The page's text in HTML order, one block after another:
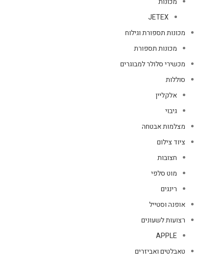
JETEX
מכונות תספורת וגילוח
מכונות תספורת
מכשירי סלולר למבוגרים
סוללות
אלקליין
גיבוי
מצלמות אבטחה
ציוד צילום
חצובות
מוט סלפי
רינגים
אופנה וסטייל
רצועות לשעונים
APPLE
טאבלטים ואביזרים